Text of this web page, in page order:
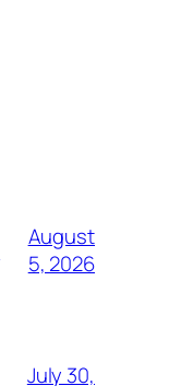
August
5, 2026
July 30,